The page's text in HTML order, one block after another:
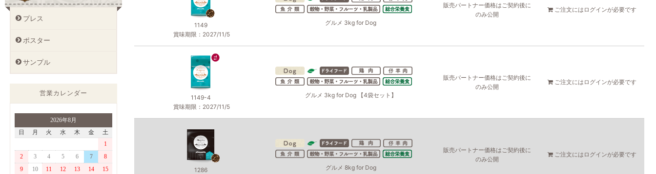
プレス
ポスター
サンプル
営業カレンダー
2026年8月
日
月 火 水 木 金
土
1
2
3 4 5 6 7
8
9
10 11 12 13 14
15
1149
賞味期限：2027/11/5
グルメ 3kg for Dog
販売パートナー価格はご契約後に
のみ公開
ご注文には ログインが必要です
1149-4
賞味期限：2027/11/5
グルメ 3kg for Dog 【4袋セット】
販売パートナー価格はご契約後に
のみ公開
ご注文には ログインが必要です
1286
グルメ 8kg for Dog
販売パートナー価格はご契約後に
のみ公開
ご注文には ログインが必要です